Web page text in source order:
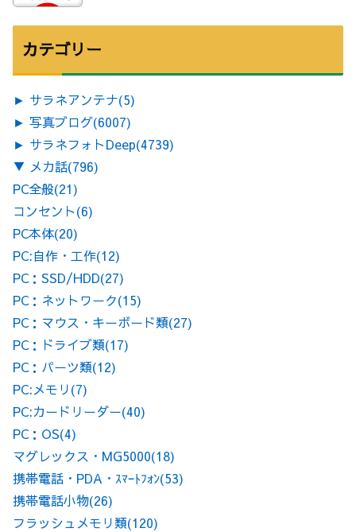
カテゴリー
► サラネアンテナ(5)
► 写真ブログ(6007)
► サラネフォトDeep(4739)
▼ メカ話(796)
PC全般(21)
コンセント(6)
PC本体(20)
PC:自作・工作(12)
PC：SSD/HDD(27)
PC：ネットワーク(15)
PC：マウス・キーボード類(27)
PC：ドライブ類(17)
PC：パーツ類(12)
PC:メモリ(7)
PC:カードリーダー(40)
PC：OS(4)
マグレックス・MG5000(18)
携帯電話・PDA・ｽﾏｰﾄﾌｫﾝ(53)
携帯電話小物(26)
フラッシュメモリ類(120)